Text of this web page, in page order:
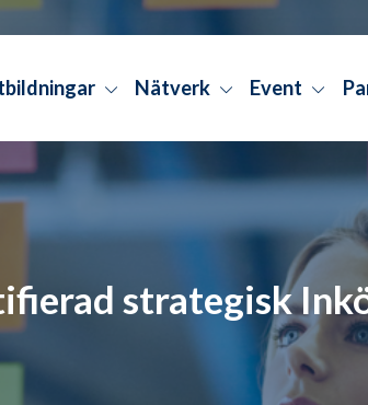
Nätverk Event
strategisk